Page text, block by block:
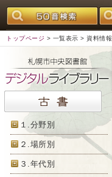
トップページ > 一覧表示 > 資料情報
１.分野別
２.場所別
３.年代別